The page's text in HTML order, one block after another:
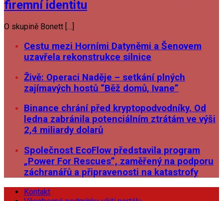
firemní identitu
O skupině Bonett […]
Cestu mezi Horními Datyněmi a Šenovem
uzavřela rekonstrukce silnice
Živě: Operaci Naděje – setkání plných
zajímavých hostů “Běž domů, Ivane”
Binance chrání před kryptopodvodníky. Od
ledna zabránila potenciálním ztrátám ve výši
2,4 miliardy dolarů
Společnost EcoFlow představila program
„Power For Rescues”, zaměřený na podporu
záchranářů a připravenosti na katastrofy
Kontakt